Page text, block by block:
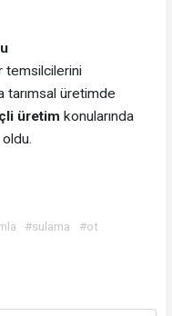
temsilcilerini
tarımsal üretimde
üretim konularında
#sulama #ot